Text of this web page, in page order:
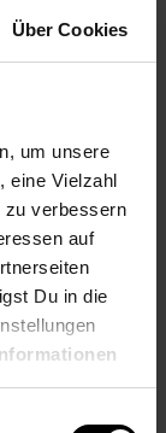
Über Cookies
um unsere
eine Vielzahl
zu verbessern
auf
Du in die